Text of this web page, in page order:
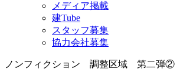
メディア掲載
建Tube
スタッフ募集
協力会社募集
ノンフィクション 調整区域 第二弾②